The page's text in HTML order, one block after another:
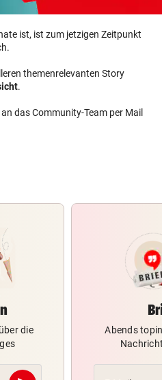
ist, ist zum jetzigen Zeitpunkt
themenrelevanten Story
.
das Community-Team per Mail
die
Abends